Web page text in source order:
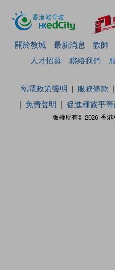
關於教城 最新消息 教師
人才招募
聯絡我們
版權所有© 2026 香港
私隱政策聲明 服務條款
免責聲明
促進種族平